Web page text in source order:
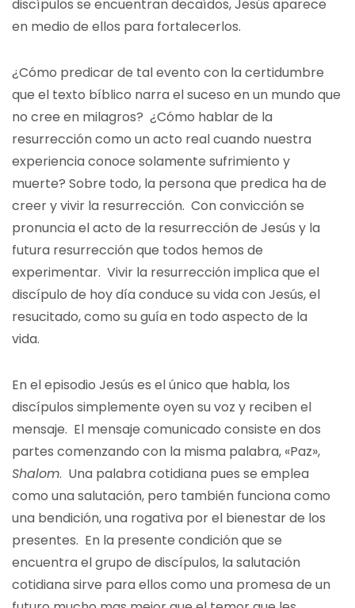
discípulos se encuentran decaídos, Jesús aparece
en medio de ellos para fortalecerlos.
¿Cómo predicar de tal evento con la certidumbre
que el texto bíblico narra el suceso en un mundo que
no cree en milagros? ¿Cómo hablar de la
resurrección como un acto real cuando nuestra
experiencia conoce solamente sufrimiento y
muerte? Sobre todo, la persona que predica ha de
creer y vivir la resurrección. Con convicción se
pronuncia el acto de la resurrección de Jesús y la
futura resurrección que todos hemos de
experimentar. Vivir la resurrección implica que el
discípulo de hoy día conduce su vida con Jesús, el
resucitado, como su guía en todo aspecto de la
vida.
En el episodio Jesús es el único que habla, los
discípulos simplemente oyen su voz y reciben el
mensaje. El mensaje comunicado consiste en dos
partes comenzando con la misma palabra, «Paz»,
Shalom. Una palabra cotidiana pues se emplea
como una salutación, pero también funciona como
una bendición, una rogativa por el bienestar de los
presentes. En la presente condición que se
encuentra el grupo de discípulos, la salutación
cotidiana sirve para ellos como una promesa de un